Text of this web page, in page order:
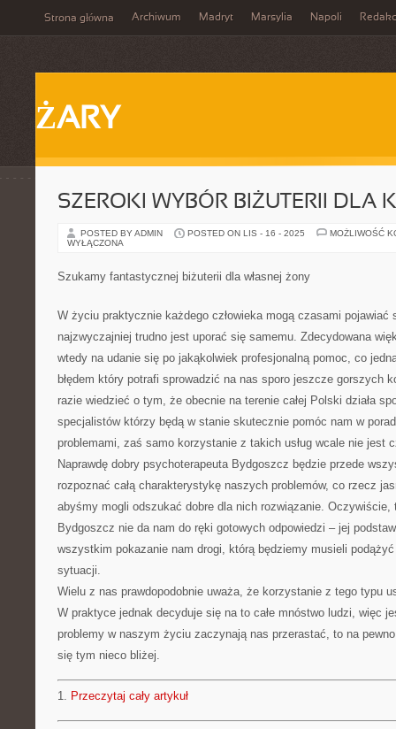
Strona główna Archiwum Madryt Marsylia Napoli
ŻARY
SZEROKI WYBÓR BIŻUTERII DLA
POSTED BY ADMIN POSTED ON LIS - 16 - 2025
MOŻLIWOŚĆ
WYŁĄCZONA
Szukamy fantastycznej biżuterii dla własnej żony
W życiu praktycznie każdego człowieka mogą czasami
najzwyczajniej trudno jest uporać się samemu. Zdecydowana
wtedy na udanie się po jakąkolwiek profesjonalną pomoc, co
błędem który potrafi sprowadzić na nas sporo jeszcze gorszych
razie wiedzieć o tym, że obecnie na terenie całej Polski działa
specjalistów którzy będą w stanie skutecznie pomóc nam w
problemami, zaś samo korzystanie z takich usług wcale nie jest
Naprawdę dobry psychoterapeuta Bydgoszcz będzie przede
rozpoznać całą charakterystykę naszych problemów, co rzecz
abyśmy mogli odszukać dobre dla nich rozwiązanie. Oczywiście,
Bydgoszcz nie da nam do ręki gotowych odpowiedzi – jej
wszystkim pokazanie nam drogi, którą będziemy musieli podążyć
sytuacji.
Wielu z nas prawdopodobnie uważa, że korzystanie z tego typu
W praktyce jednak decyduje się na to całe mnóstwo ludzi, więc
problemy w naszym życiu zaczynają nas przerastać, to na
się tym nieco bliżej.
1. Przeczytaj cały artykuł